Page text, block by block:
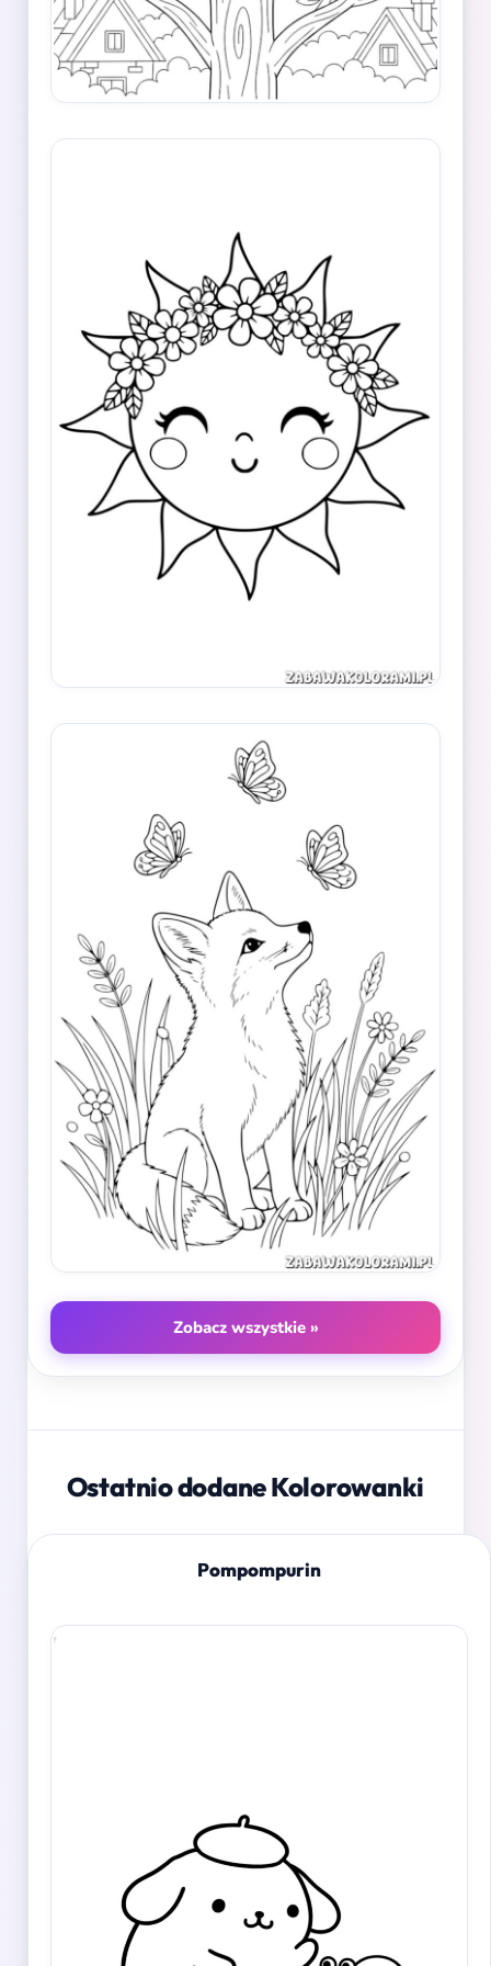
Zobacz wszystkie »
Ostatnio dodane Kolorowanki
Pompompurin